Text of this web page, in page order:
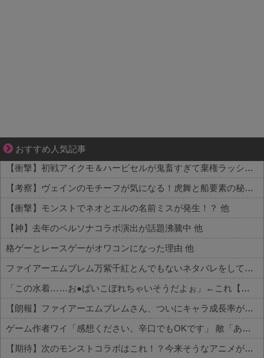
おすすめ人気記事
成長の先で気づいた想い、不器用な大人の恋
【衝撃】初戦アイクモ＆ハービセルが鬼畜すぎて棄権ラッシュ 他
【考察】ヴェインのモチーフが気になる！虎舞と船要素の秘密とは 他
【衝撃】モンストでネオとエルの名前ミスが発生！？ 他
【神】去年のペルソナコラボ演出が話題沸騰中 他
格ゲーとレースゲーがオワコンになった理由 他
ファイアーエムブレム万紫千紅とんでもないネタバレをしてしまう…
「この水着……お●ぱいこぼれちゃいそうだよぉ」←これ【ラブライブ！】
【朗報】ファイアーエムブレムさん、ついにキャラ成長率がゲーム内で見れるようになる
ゲーム作者ワイ「感想ください。辛口でもOKです」 敵「あれがだめ。これがだめ」
【期待】次のモンストコラボはこれ！？今来そうなアニメが話題に